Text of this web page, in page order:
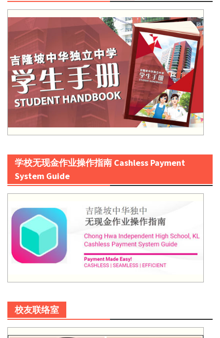
学校无现金作业操作指南 Cashless Payment
System Guide
校友联络室